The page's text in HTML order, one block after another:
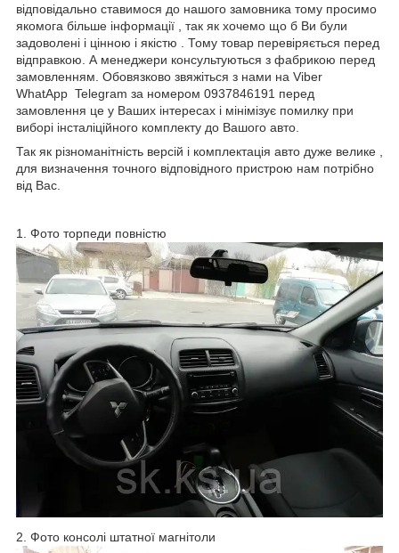
відповідально ставимося до нашого замовника тому просимо
якомога більше інформації , так як хочемо що б Ви були
задоволені і цінною і якістю . Тому товар перевіряється перед
відправкою. А менеджери консультуються з фабрикою перед
замовленням. Обовязково звяжіться з нами на Viber
WhatApp Telegram за номером 0937846191 перед
замовлення це у Ваших інтересах і мінімізує помилку при
виборі інсталіційного комплекту до Вашого авто.
Так як різноманітність версій і комплектація авто дуже велике ,
для визначення точного відповідного пристрою нам потрібно
від Вас.
1. Фото торпеди повністю
2. Фото консолі штатної магнітоли